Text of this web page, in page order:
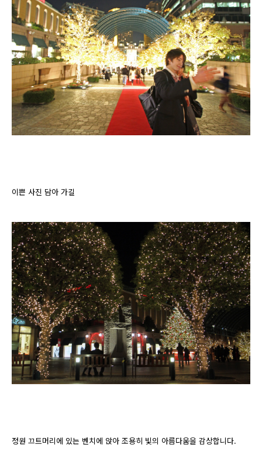
이쁜 사진 담아 가길
정원 끄트머리에 있는 벤치에 앉아 조용히 빛의 아름다움을 감상합니다.